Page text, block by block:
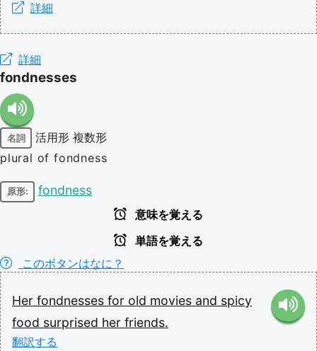
詳細
詳細
fondnesses
名詞 活用形 複数形
plural of fondness
原形: fondness
意味を覚える
単語を覚える
このボタンはなに？
Her fondnesses for old movies and spicy
food surprised her friends.
翻訳する